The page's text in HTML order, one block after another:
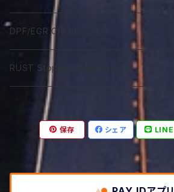
GTR 5W-50
GTR 10W-50
GTR 20W-50
GTR 10W-60
GTA 10W-40
GTA 15W-50
GTA 20W-50
Excel 0W-30
Excel 0W-40
Sport 0W-20
Sport 0W-30
Sport 0W-40
ST 10W-40
ST 5W-50
ST 10W-50
ST 15W-50
VGX 5W-30
VGX 0W-40
VGX 5W-40
VGX 10W-40
VGX 5W-50
Classico 5W-50
Classico 15W-50
Classico 20W-50A
Classico 20W-50B
75W-90
75W-120
85W-90
85W-140
75W-120
75W-140
85W-140
90番系
75W-120
75W-140
85番系
75W-90
ATF Spec -Ⅲ⁺RSZ
ATF Spec -Ⅵ
DCTF Type R
ATF LVF
120番系
90番系
80番系
85W-250
85W-250M
Sport 300
Coolant Restore
Coolant Leakstpper
PSF type Ｎ
M IC D
M IC G
DPF/EGR Cleaner
RUST Stopper & Release
保存 シェア LINE